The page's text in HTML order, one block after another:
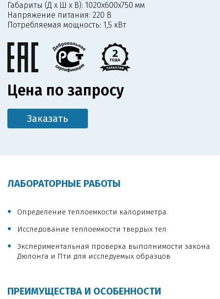
Габариты (Д х Ш х В): 1020х600х750 мм
Напряжение питания: 220 В
Потребляемая мощность: 1,5 кВт
Цена по запросу
Заказать
ЛАБОРАТОРНЫЕ РАБОТЫ
Определение теплоемкости калориметра
Исследование теплоемкости твердых тел
Экспериментальная проверка выполнимости закона
Дюлонга и Пти для исследуемых образцов
ПРЕИМУЩЕСТВА И ОСОБЕННОСТИ